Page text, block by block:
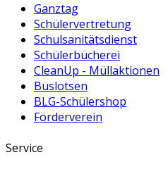
Ganztag
Schülervertretung
Schulsanitätsdienst
Schülerbücherei
CleanUp - Müllaktionen
Buslotsen
BLG-Schülershop
Förderverein
Service